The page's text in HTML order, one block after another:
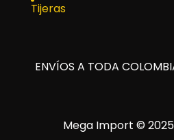
Tijeras
ENVÍOS A TODA
Mega Import ©